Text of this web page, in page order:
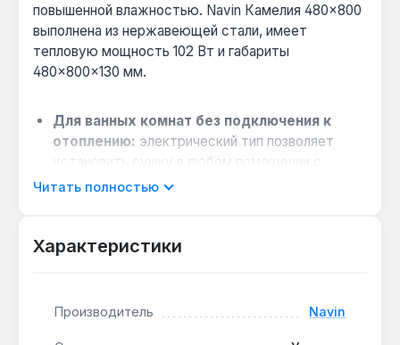
повышенной влажностью. Navin Камелия 480×800
выполнена из нержавеющей стали, имеет
тепловую мощность 102 Вт и габариты
480×800×130 мм.
Для ванных комнат без подключения к
отоплению: электрический тип позволяет
установить сушку в любом помещении с
розеткой 220 В — ванной, кухне или прихожей,
полотенец:перекладины шириной 480 мм
человек.
Читать полностью
Характеристики
Производитель Navin